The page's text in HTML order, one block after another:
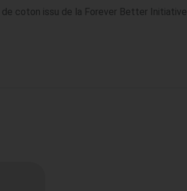
coton issu de la Forever Better Initiative